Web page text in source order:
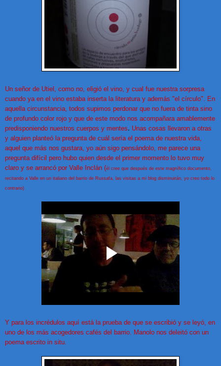
Un señor de Utiel, como no, eligió el vino, y cual fue nuestra sorpresa
cuando ya en el vino estaba inserta la literatura y además "el círculo". En
aquella circunstancia, todos supimos perdonar que no fuera de tinta sino
de profundo color rojo y que de este modo nos acompañara amablemente
predisponiendo nuestros cuerpos y mentes. Unas cosas llevaron a otras
y alguien planteó la pregunta de cuál sería el poema de nuestra vida,
aquel que más nos gustara, yo aún sigo pensándolo, me parece una
pregunta difícil pero hubo quien desde el primer momento lo tuvo muy
claro y se arrancó por Valle Inclán (él cree que después de este magnífico documento,
recitando a Valle en un italiano del barrio de Russafa, las visitas a mi blog disminuirán, yo creo todo lo
contrario)
Y para los incrédulos aquí está la prueba de que se escribió y se leyó, en
uno de los más acogedores cafés del barrio. Manolo nos deleitó con un
poema escrito in situ.